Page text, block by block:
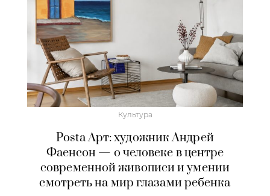
Культура
Posta Арт: художник Андрей
Фаенсон — о человеке в центре
современной живописи и умении
смотреть на мир глазами ребенка